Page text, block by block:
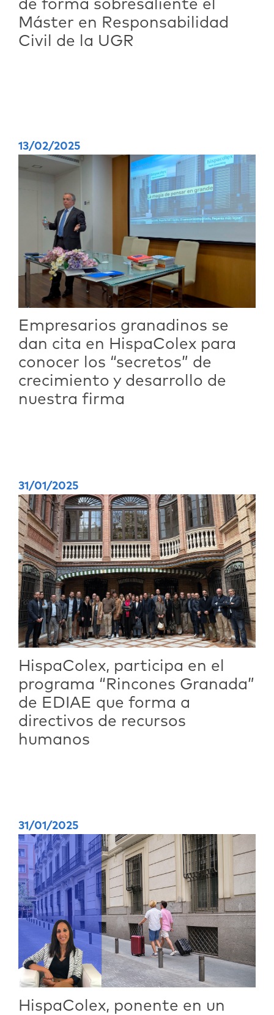
de forma sobresaliente el
Máster en Responsabilidad
Civil de la UGR
13/02/2025
Empresarios granadinos se
dan cita en HispaColex para
conocer los “secretos” de
crecimiento y desarrollo de
nuestra firma
31/01/2025
HispaColex, participa en el
programa “Rincones Granada”
de EDIAE que forma a
directivos de recursos
humanos
31/01/2025
HispaColex, ponente en un